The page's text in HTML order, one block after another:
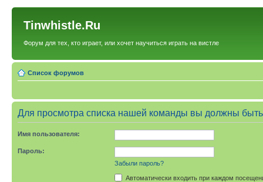
Tinwhistle.Ru
Форум для тех, кто играет, или хочет научиться играть на вистле
Список форумов
Для просмотра списка нашей команды вы должны
Имя пользователя:
Пароль:
Забыли пароль?
Автоматически входить при каждом